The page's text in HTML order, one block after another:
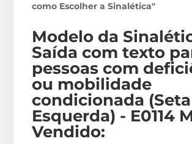
como Escolher a Sinalética"
Modelo da
Saída com texto
pessoas com
ou mobilidade
condicionada
Esquerda) - E0114
Vendido: